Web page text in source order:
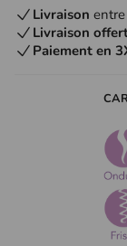
Livraison
Livraison
Paiement en